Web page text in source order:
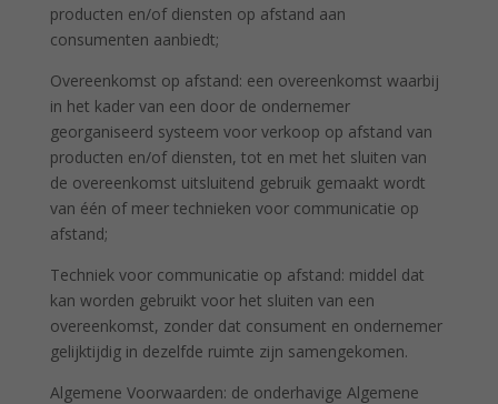
producten en/of diensten op afstand aan
consumenten aanbiedt;
Overeenkomst op afstand: een overeenkomst waarbij
in het kader van een door de ondernemer
georganiseerd systeem voor verkoop op afstand van
producten en/of diensten, tot en met het sluiten van
de overeenkomst uitsluitend gebruik gemaakt wordt
van één of meer technieken voor communicatie op
afstand;
Techniek voor communicatie op afstand: middel dat
kan worden gebruikt voor het sluiten van een
overeenkomst, zonder dat consument en ondernemer
gelijktijdig in dezelfde ruimte zijn samengekomen.
Algemene Voorwaarden: de onderhavige Algemene